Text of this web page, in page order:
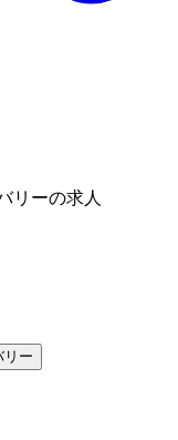
リーの求人
リー